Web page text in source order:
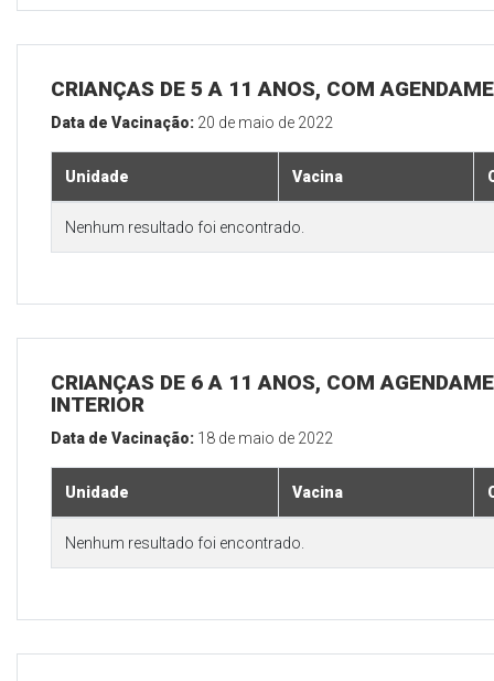
CRIANÇAS DE 5 A 11 ANOS, COM
Data de Vacinação: 20 de maio de 2022
Unidade Vacina
Nenhum resultado foi encontrado.
CRIANÇAS DE 6 A 11 ANOS, COM
INTERIOR
Data de Vacinação: 18 de maio de 2022
Unidade Vacina
Nenhum resultado foi encontrado.